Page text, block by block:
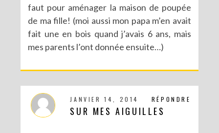
faut pour aménager la maison de poupée
de ma fille! (moi aussi mon papa m’en avait
fait une en bois quand j’avais 6 ans, mais
mes parents l’ont donnée ensuite…)
RÉPONDRE
JANVIER 14, 2014
SUR MES AIGUILLES